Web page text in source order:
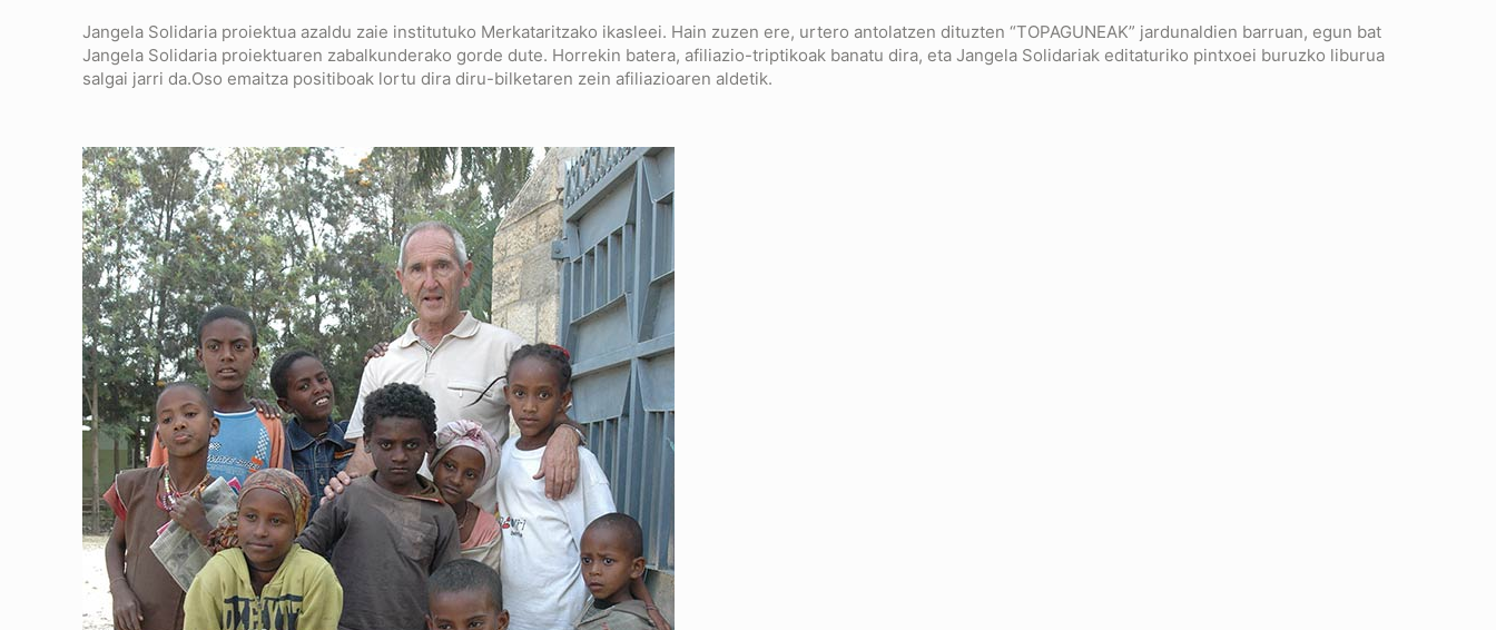
Jangela Solidaria proiektua azaldu zaie institutuko Merkataritzako ikasleei. Hain zuzen ere, urtero antolatzen dituzten “TOPAGUNEAK” jardunaldien barruan, egun bat
Jangela Solidaria proiektuaren zabalkunderako gorde dute. Horrekin batera, afiliazio-triptikoak banatu dira, eta Jangela Solidariak editaturiko pintxoei buruzko liburua
salgai jarri da.Oso emaitza positiboak lortu dira diru-bilketaren zein afiliazioaren aldetik.